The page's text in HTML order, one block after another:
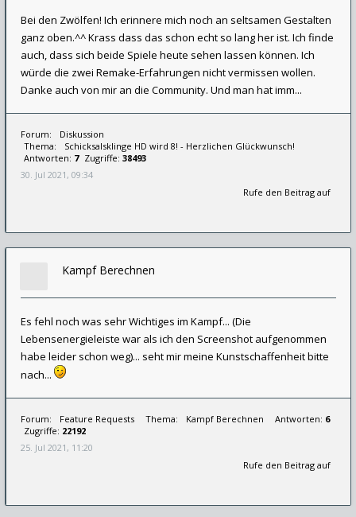
Bei den Zwölfen! Ich erinnere mich noch an seltsamen Gestalten
ganz oben.^^ Krass dass das schon echt so lang her ist. Ich finde
auch, dass sich beide Spiele heute sehen lassen können. Ich
würde die zwei Remake-Erfahrungen nicht vermissen wollen.
Danke auch von mir an die Community. Und man hat imm...
Forum:
Diskussion
Thema:
Schicksalsklinge HD wird 8! - Herzlichen Glückwunsch!
Antworten: 7 Zugriffe: 38493
30. Jul 2021, 09:34
Rufe den Beitrag auf
Kampf Berechnen
Es fehl noch was sehr Wichtiges im Kampf... (Die
Lebensenergieleiste war als ich den Screenshot aufgenommen
habe leider schon weg)... seht mir meine Kunstschaffenheit bitte
nach...
Forum: Feature Requests Thema: Kampf Berechnen Antworten: 6
Zugriffe: 22192
25. Jul 2021, 11:20
Rufe den Beitrag auf